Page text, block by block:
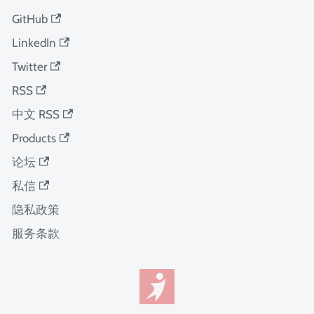
GitHub
LinkedIn
Twitter
RSS
中文 RSS
Products
论坛
私信
隐私政策
服务条款